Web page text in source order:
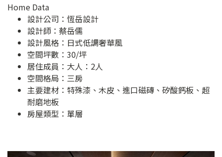
Home Data
設計公司： 恆岳設計
設計師：蔡岳儒
設計風格：日式低調奢華風
空間坪數：30/坪
居住成員：大人：2人
空間格局：三房
主要建材：特殊漆、木皮、進口磁磚、矽酸鈣板、超
耐磨地板
房屋類型：單層